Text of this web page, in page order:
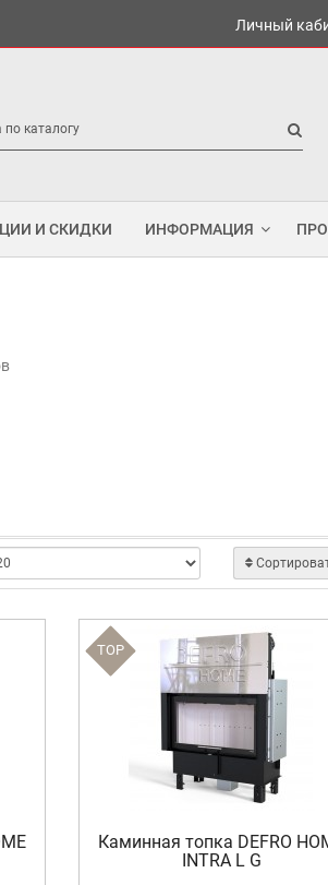
Личный
И СКИДКИ ИНФОРМАЦИЯ
TOP
Каминная топка DEFRO
INTRA L G